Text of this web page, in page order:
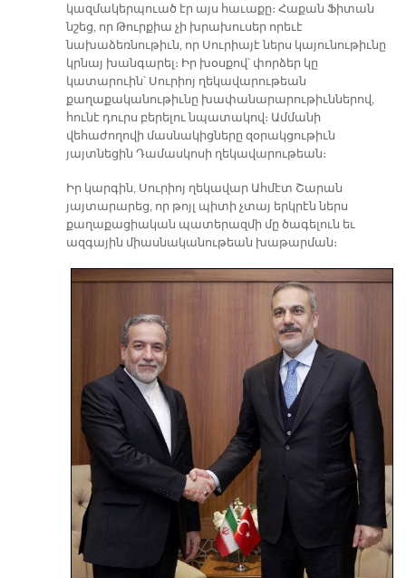
կազմակերպուած էր այս հաւաքը։ Հաքան Ֆիտան
նշեց, որ Թուրքիա չի խրախուսեր որեւէ
նախաձեռնութիւն, որ Սուրիայէ ներս կայունութիւնը
կրնայ խանգարել։ Իր խօսքով՝ փորձեր կը
կատարուին՝ Սուրիոյ ղեկավարութեան
քաղաքականութիւնը խափանարարութիւններով,
հունէ դուրս բերելու նպատակով։ Ամմանի
վեհաժողովի մասնակիցները զօրակցութիւն
յայտնեցին Դամասկոսի ղեկավարութեան։
Իր կարգին, Սուրիոյ ղեկավար Ահմէտ Շարան
յայտարարեց, որ թոյլ պիտի չտայ երկրէն ներս
քաղաքացիական պատերազմի մը ծագելուն եւ
ազգային միասնականութեան խաթարման։